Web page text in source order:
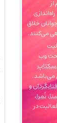
خلاق
می‌کنند.
تحت وب
می‌باشد.
و
،نُمرا،
در